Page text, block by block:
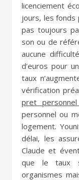
licenciement
jours, les fonds
pas toujours
son ou de
aucune
d’euros pour
taux
vérification
pret
personnel ou
logement.
délai, les
Claude et
que le taux
organismes